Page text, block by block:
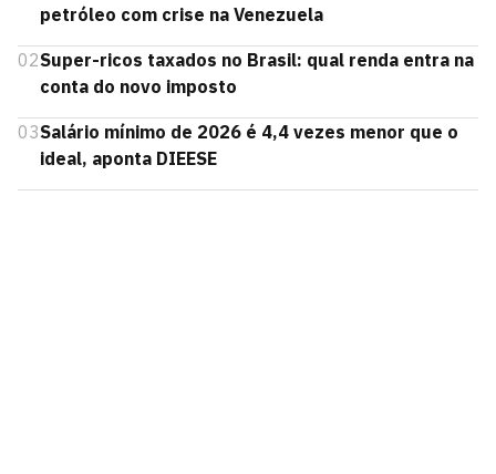
petróleo com crise na Venezuela
02Super-ricos taxados no Brasil: qual renda entra na
conta do novo imposto
03Salário mínimo de 2026 é 4,4 vezes menor que o
ideal, aponta DIEESE